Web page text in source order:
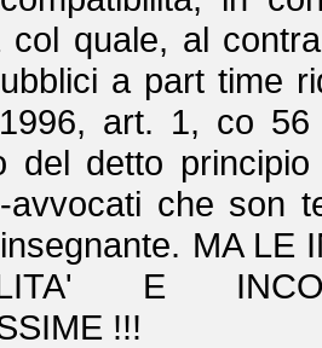
col quale, al
a part time
art. 1, co
del detto
avvocati che son
MA LE
E
!!!